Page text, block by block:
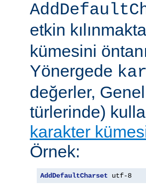
etkin
kümesini
Yönergede
değerler,
türlerinde)
karakter
Örnek:
AddDefaultCharset utf-8